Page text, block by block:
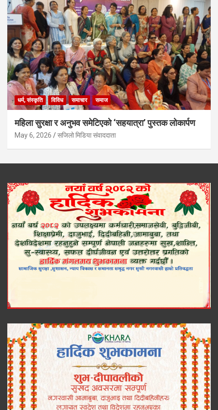
धर्म, संस्कृति विविध समाचार समाज
महिला सुरक्षा र अनुभव समेटिएको ‘सहयात्रा’ पुस्तक लोकार्पण
May 6, 2026 सजिलो मिडिया संवाददाता